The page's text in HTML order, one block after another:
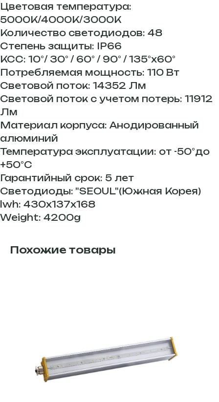
Цветовая температура:
5000К/4000К/3000К
Количество светодиодов: 48
Степень защиты: IP66
КСС: 10°/ 30° / 60° / 90° / 135°х60°
Потребляемая мощность: 110 Вт
Световой поток: 14352 Лм
Световой поток с учетом потерь: 11912
Лм
Материал корпуса: Анодированный
алюминий
Температура эксплуатации: от -50°до
+50°С
Гарантийный срок: 5 лет
Светодиоды: "SEOUL"(Южная Корея)
lwh: 430x137x168
Weight: 4200g
Похожие товары